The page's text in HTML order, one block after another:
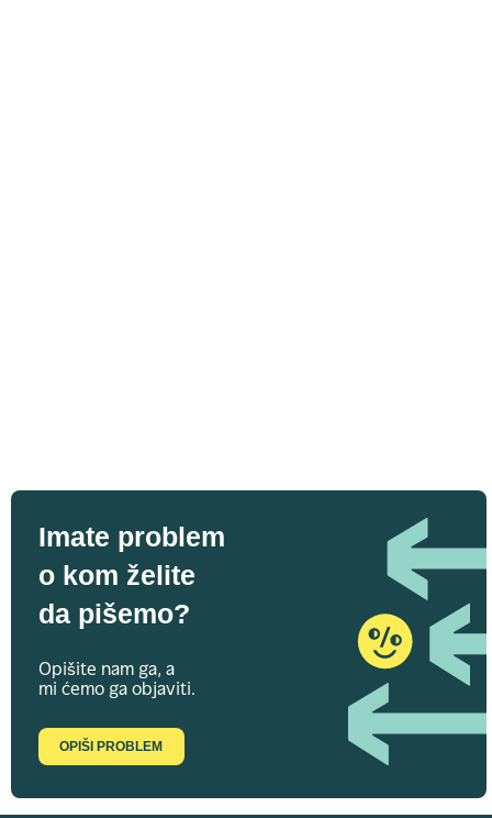
Imate problem
o kom želite
da pišemo?
Opišite nam ga, a
mi ćemo ga objaviti.
OPIŠI PROBLEM